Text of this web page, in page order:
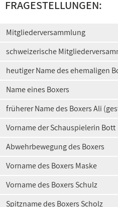
FRAGESTELLUNGEN:
Mitgliederversammlung
schweizerische
heutiger Name des ehemaligen
Name eines Boxers
früherer Name des Boxers Ali
Vorname der Schauspielerin Bott
Abwehrbewegung des Boxers
Vorname des Boxers Maske
Vorname des Boxers Schulz
Spitzname des Boxers Scholz